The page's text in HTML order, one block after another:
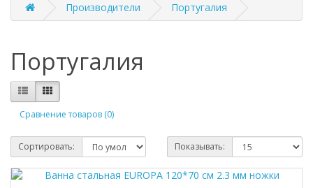
Производители Португалия
Португалия
Сравнение товаров (0)
Сортировать: Показывать: